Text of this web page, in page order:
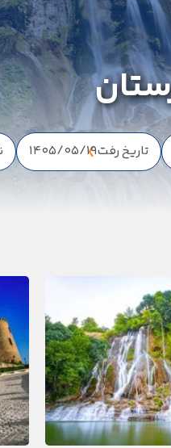
تاریخ رفت1405/05/19